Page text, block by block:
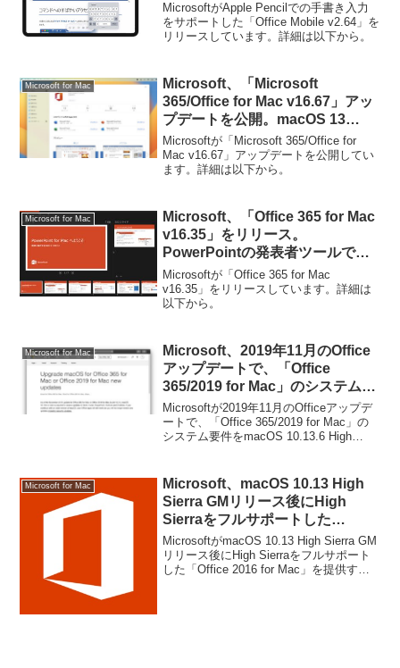
MicrosoftがApple Pencilでの手書き入力
をサポートした「Office Mobile v2.64」を
リリースしています。詳細は以下から。
Microsoft for Mac
Microsoft、「Microsoft
365/Office for Mac v16.67」アッ
プデートを公開。macOS 13
Venturaのリリースに伴いmacOS
10.15 Catalinaのサポートは終
了。
Microsoftが「Microsoft 365/Office for
Mac v16.67」アップデートを公開してい
ます。詳細は以下から。
Microsoft for Mac
Microsoft、「Office 365 for Mac
v16.35」をリリース。
PowerPointの発表者ツールで現
在のスライドを折たたみ、次のス
ライドのみの表示が可能に。
Microsoftが「Office 365 for Mac
v16.35」をリリースしています。詳細は
以下から。
Microsoft for Mac
Microsoft、2019年11月のOffice
アップデートで、「Office
365/2019 for Mac」のシステム要
件をmacOS 10.13.6 High Sierra
以上に引き上げ。
Microsoftが2019年11月のOfficeアップデ
ートで、「Office 365/2019 for Mac」の
システム要件をmacOS 10.13.6 High
Microsoft for Mac
Microsoft、macOS 10.13 High
Sierra GMリリース後にHigh
Sierraをフルサポートした
「Office 2016 for Mac」を提供す
ると発表。
MicrosoftがmacOS 10.13 High Sierra GM
リリース後にHigh Sierraをフルサポート
した「Office 2016 for Mac」を提供する